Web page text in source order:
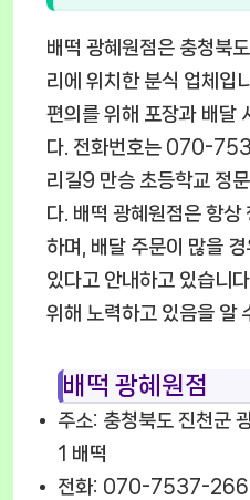
배떡 광혜원점은 충청북
리에 위치한 분식 업체입
편의를 위해 포장과 배달
다. 전화번호는 070-
리길9 만승 초등학교 정
다. 배떡 광혜원점은 항상
하며, 배달 주문이 많을
있다고 안내하고 있습니
위해 노력하고 있음을 알
배떡 광혜원점
주소: 충청북도 진천군
1 배떡
전화: 070-7537-